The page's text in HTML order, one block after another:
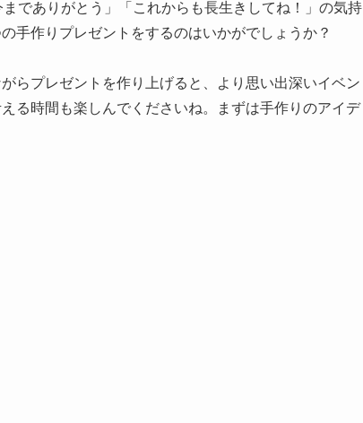
でありがとう」「これからも長生きしてね！」の気持
手作りプレゼントをするのはいかがでしょうか？
らプレゼントを作り上げると、より思い出深いイベン
る時間も楽しんでくださいね。まずは手作りのアイデ